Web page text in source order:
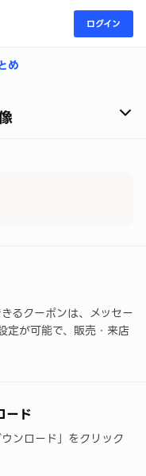
ログイン
め
るクーポンは、メッセー
定が可能で、販売・来店
ード
ンロード」をクリック